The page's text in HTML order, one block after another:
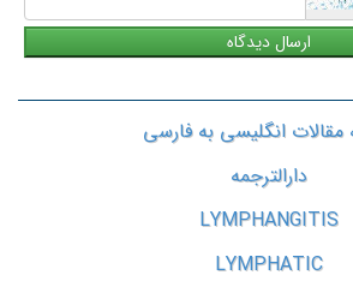
مقالات انگلیسی به فارسی
دارالترجمه
LYMPHANGITIS
LYMPHATIC